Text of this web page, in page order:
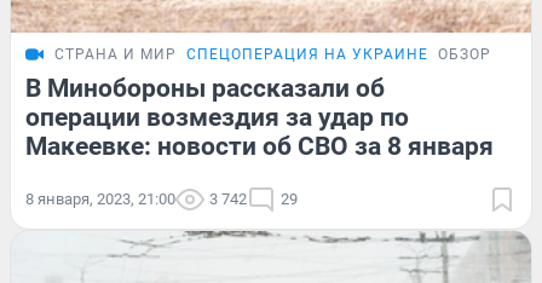
СТРАНА И МИР СПЕЦОПЕРАЦИЯ НА УКРАИНЕ ОБЗОР
В Минобороны рассказали об
операции возмездия за удар по
Макеевке: новости об СВО за 8 января
8 января, 2023, 21:00 3 742 29